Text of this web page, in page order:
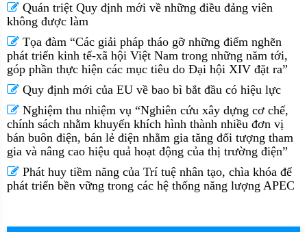
Quán triệt Quy định mới về những điều đảng viên
không được làm
Tọa đàm “Các giải pháp tháo gỡ những điểm nghẽn
phát triển kinh tế-xã hội Việt Nam trong những năm tới,
góp phần thực hiện các mục tiêu do Đại hội XIV đặt ra”
Quy định mới của EU về bao bì bắt đầu có hiệu lực
Nghiệm thu nhiệm vụ “Nghiên cứu xây dựng cơ chế,
chính sách nhằm khuyến khích hình thành nhiều đơn vị
bán buôn điện, bán lẻ điện nhằm gia tăng đối tượng tham
gia và nâng cao hiệu quả hoạt động của thị trường điện”
Phát huy tiềm năng của Trí tuệ nhân tạo, chìa khóa để
phát triển bền vững trong các hệ thống năng lượng APEC